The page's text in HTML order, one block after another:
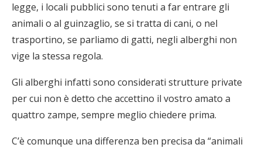
legge, i locali pubblici sono tenuti a far entrare gli
animali o al guinzaglio, se si tratta di cani, o nel
trasportino, se parliamo di gatti, negli alberghi non
vige la stessa regola.
Gli alberghi infatti sono considerati strutture private
per cui non è detto che accettino il vostro amato a
quattro zampe, sempre meglio chiedere prima.
C’è comunque una differenza ben precisa da “animali